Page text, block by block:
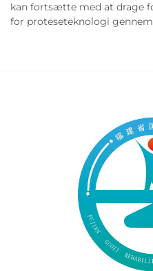
kan fortsætte med at drage
for proteseteknologi gennem